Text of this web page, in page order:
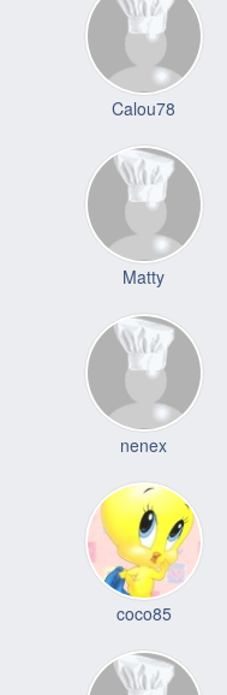
Calou78
Matty
nenex
coco85